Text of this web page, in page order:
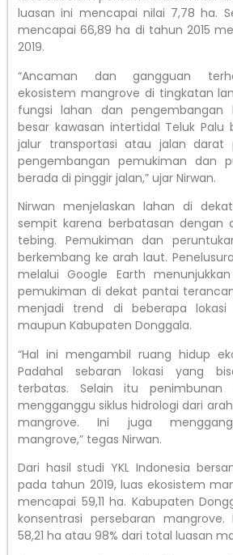
luasan ini mencapai nilai 7,78 ha.
mencapai 66,89 ha di tahun 2015
2019.
“Ancaman dan gangguan
ekosistem mangrove di tingkatan
fungsi lahan dan pengembangan
besar kawasan intertidal Teluk Palu
jalur transportasi atau jalan darat
pengembangan pemukiman dan
berada di pinggir jalan,” ujar Nirwan.
Nirwan menjelaskan lahan di
sempit karena berbatasan dengan
tebing. Pemukiman dan
berkembang ke arah laut.
melalui Google Earth
pemukiman di dekat pantai
menjadi trend di beberapa
maupun Kabupaten Donggala.
“Hal ini mengambil ruang hidup
Padahal sebaran lokasi yang
terbatas. Selain itu penimbunan
mengganggu siklus hidrologi dari
mangrove. Ini juga
mangrove,” tegas Nirwan.
Dari hasil studi YKL Indonesia
pada tahun 2019, luas ekosistem
mencapai 59,11 ha. Kabupaten
konsentrasi persebaran mangrove.
58,21 ha atau 98% dari total luasan